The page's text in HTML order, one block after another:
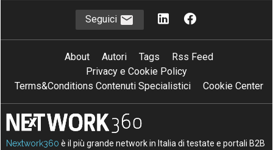
Seguici
About Autori Tags
Rss Feed
Privacy e Cookie Policy
Terms&Conditions Contenuti Specialistici
Cookie Center
Nextwork360 è il più grande network in Italia di testate e portali B2B